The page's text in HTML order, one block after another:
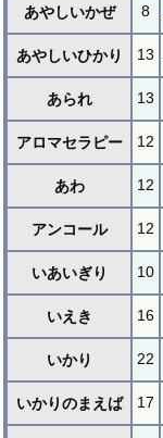
あやしいかぜ 8
あやしいひかり 13
あられ 13
アロマセラピー 12
あわ 12
アンコール 12
いあいぎり 10
いえき 16
いかり 22
いかりのまえば 17